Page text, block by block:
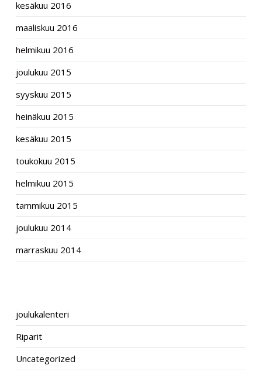
kesäkuu 2016
maaliskuu 2016
helmikuu 2016
joulukuu 2015
syyskuu 2015
heinäkuu 2015
kesäkuu 2015
toukokuu 2015
helmikuu 2015
tammikuu 2015
joulukuu 2014
marraskuu 2014
joulukalenteri
Riparit
Uncategorized